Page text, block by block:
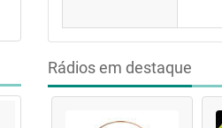
Rádios em destaque